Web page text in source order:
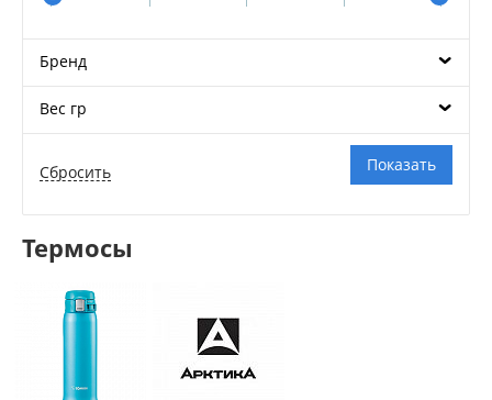
Бренд
Вес гр
Термосы